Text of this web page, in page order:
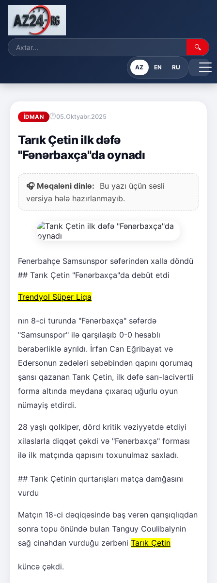
🔍
AZ EN RU
İDMAN 05.Oktyabr.2025
Tarık Çetin ilk dəfə
"Fənərbaxça"da oynadı
🎧 Məqaləni dinlə:
Bu yazı üçün səsli
versiya hələ hazırlanmayıb.
Fenerbahçe Samsunspor səfərindən xalla döndü
## Tarık Çetin "Fənərbaxça"da debüt etdi
Trendyol Süper Liqa
nın 8-ci turunda "Fənərbaxça" səfərdə
"Samsunspor" ilə qarşılaşıb 0-0 hesablı
bərabərliklə ayrıldı. İrfan Can Eğribayat və
Edersonun zədələri səbəbindən qapını qorumaq
şansı qazanan Tarık Çetin, ilk dəfə sarı-lacivərtli
forma altında meydana çıxaraq uğurlu oyun
nümayiş etdirdi.
28 yaşlı qolkiper, dörd kritik vəziyyətdə etdiyi
xilaslarla diqqət çəkdi və "Fənərbaxça" forması
ilə ilk matçında qapısını toxunulmaz saxladı.
## Tarık Çetinin qurtarışları matça damğasını
vurdu
Matçın 18-ci dəqiqəsində baş verən qarışıqlıqdan
sonra topu önündə bulan Tanguy Coulibalynin
sağ cinahdan vurduğu zərbəni Tarık Çetin
küncə çəkdi.